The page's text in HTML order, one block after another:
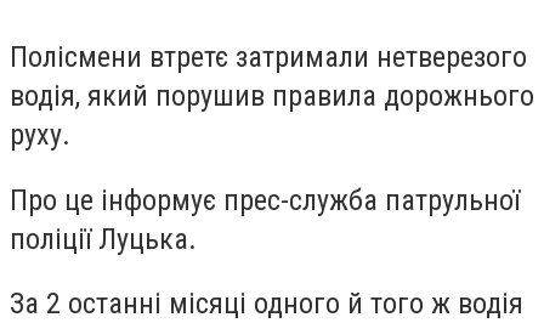
Полісмени втретє затримали нетверезого
водія, який порушив правила дорожнього
руху.
Про це інформує прес-служба патрульної
поліції Луцька.
За 2 останні місяці одного й того ж водія